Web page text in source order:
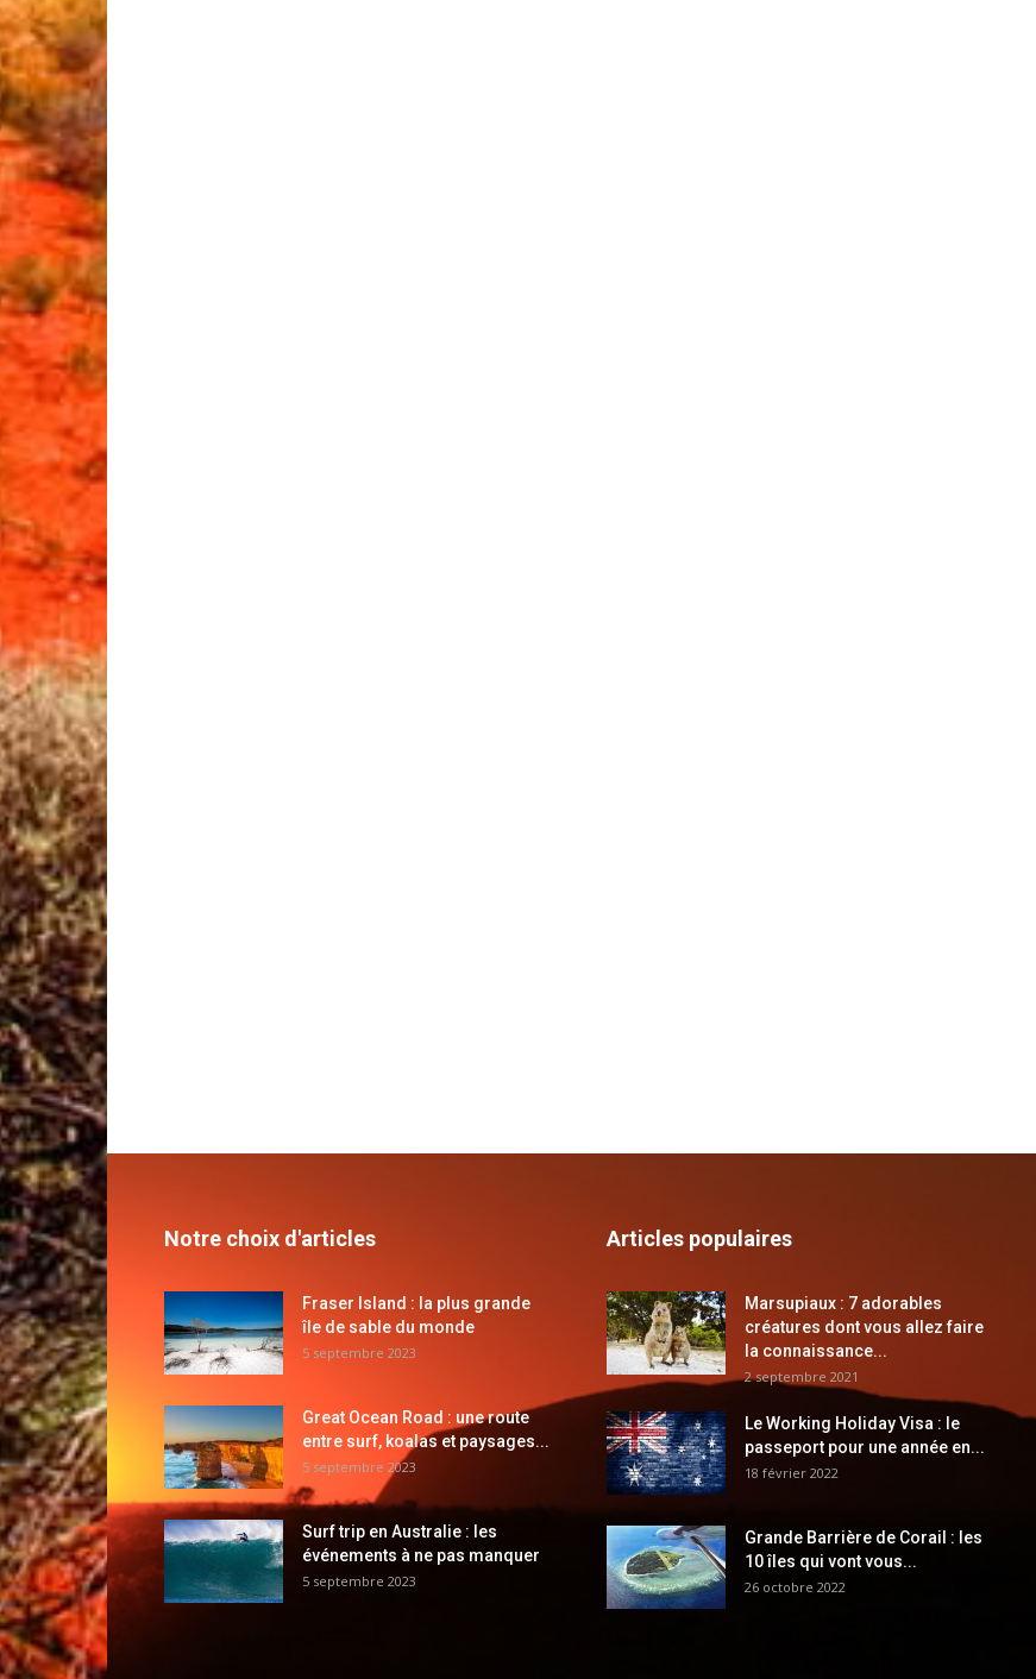
Notre choix d'articles
Fraser Island : la plus grande
île de sable du monde
5 septembre 2023
Great Ocean Road : une route
entre surf, koalas et paysages...
5 septembre 2023
Surf trip en Australie : les
événements à ne pas manquer
5 septembre 2023
Articles populaires
Marsupiaux : 7 adorables
créatures dont vous allez faire
la connaissance...
2 septembre 2021
Le Working Holiday Visa : le
passeport pour une année en...
18 février 2022
Grande Barrière de Corail : les
10 îles qui vont vous...
26 octobre 2022